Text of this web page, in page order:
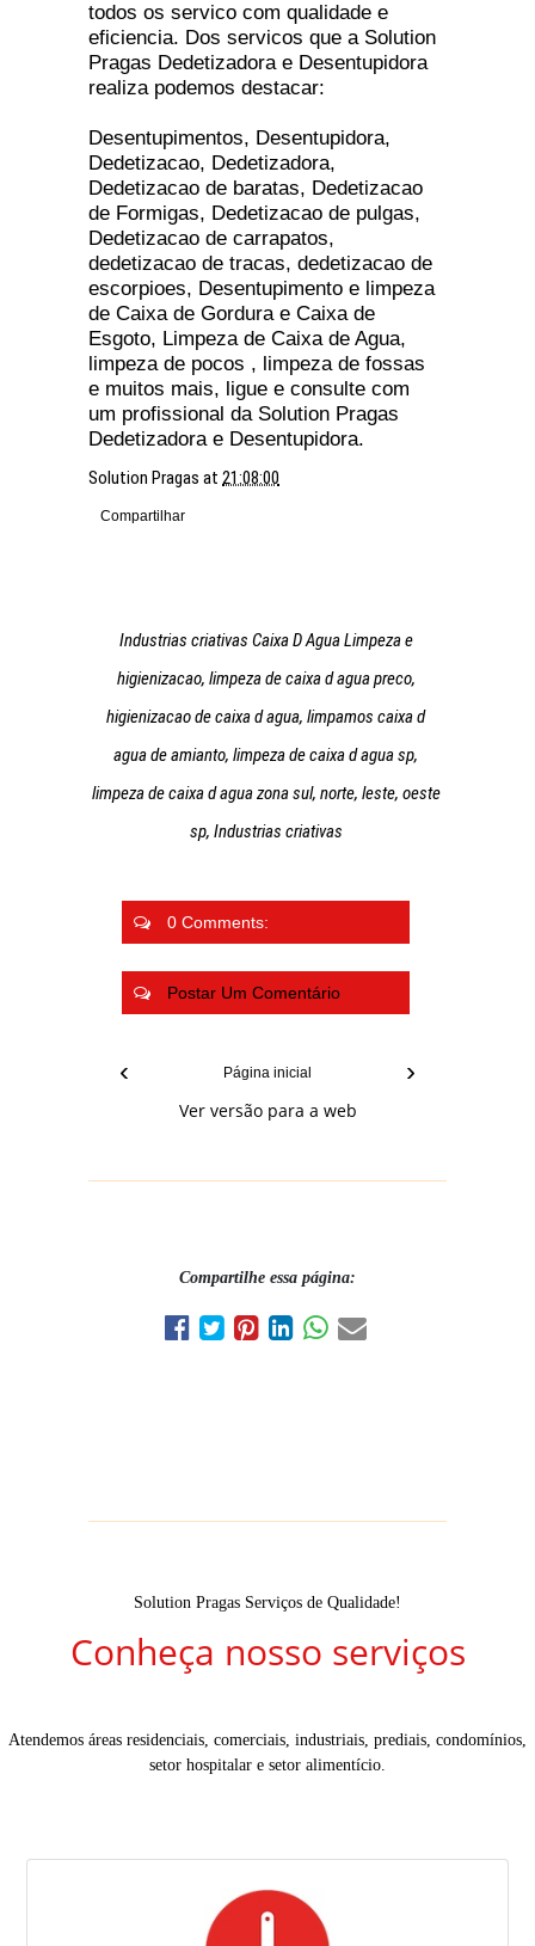
todos os servico com qualidade e
eficiencia. Dos servicos que a Solution
Pragas Dedetizadora e Desentupidora
realiza podemos destacar:
Desentupimentos, Desentupidora,
Dedetizacao, Dedetizadora,
Dedetizacao de baratas, Dedetizacao
de Formigas, Dedetizacao de pulgas,
Dedetizacao de carrapatos,
dedetizacao de tracas, dedetizacao de
escorpioes, Desentupimento e limpeza
de Caixa de Gordura e Caixa de
Esgoto, Limpeza de Caixa de Agua,
limpeza de pocos , limpeza de fossas
e muitos mais, ligue e consulte com
um profissional da Solution Pragas
Dedetizadora e Desentupidora.
Solution Pragas at 21:08:00
Compartilhar
Industrias criativas Caixa D Agua Limpeza e
higienizacao, limpeza de caixa d agua preco,
higienizacao de caixa d agua, limpamos caixa d
agua de amianto, limpeza de caixa d agua sp,
limpeza de caixa d agua zona sul, norte, leste, oeste
sp, Industrias criativas
0 Comments:
Postar Um Comentário
‹ ›
Página inicial
Ver versão para a web
Compartilhe essa página:
Solution Pragas Serviços de Qualidade!
Conheça nosso serviços
Atendemos áreas residenciais, comerciais, industriais, prediais, condomínios,
setor hospitalar e setor alimentício.